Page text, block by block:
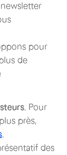
pour
de
. Pour
près,
.
des